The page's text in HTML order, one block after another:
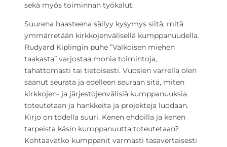
sekä myös toiminnan työkalut.
Suurena haasteena säilyy kysymys siitä, mitä
ymmärretään kirkkojenvälisellä kumppanuudella.
Rudyard Kiplingin puhe ”Valkoisen miehen
taakasta” varjostaa monia toimintoja,
tahattomasti tai tietoisesti. Vuosien varrella olen
saanut seurata ja edelleen seuraan sitä, miten
kirkkojen- ja järjestöjenvälisiä kumppanuuksia
toteutetaan ja hankkeita ja projekteja luodaan.
Kirjo on todella suuri. Kenen ehdoilla ja kenen
tarpeista käsin kumppanuutta toteutetaan?
Kohtaavatko kumppanit varmasti tasavertaisesti